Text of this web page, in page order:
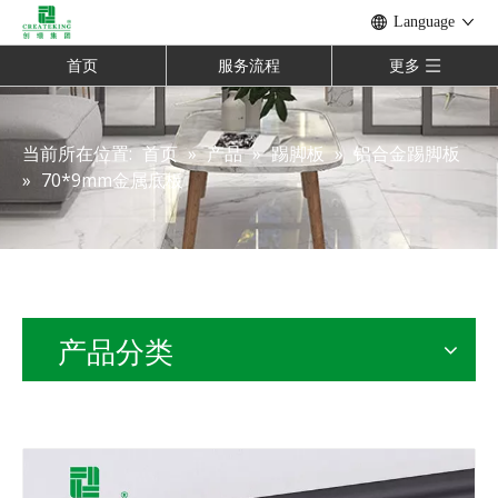
Language
首页 服务流程 更多
当前所在位置: 首页 » 产品 » 踢脚板 » 铝合金踢脚板
» 70*9mm金属底板
产品分类